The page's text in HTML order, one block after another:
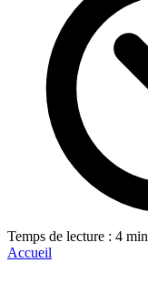
Temps de lecture : 4 min
Accueil